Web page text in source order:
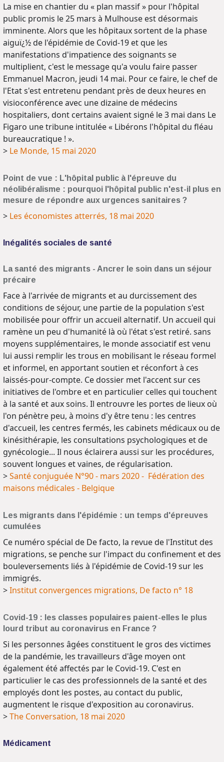
La mise en chantier du « plan massif » pour l'hôpital
public promis le 25 mars à Mulhouse est désormais
imminente. Alors que les hôpitaux sortent de la phase
aiguï¿½ de l'épidémie de Covid-19 et que les
manifestations d'impatience des soignants se
multiplient, c'est le message qu'a voulu faire passer
Emmanuel Macron, jeudi 14 mai. Pour ce faire, le chef de
l'Etat s'est entretenu pendant près de deux heures en
visioconférence avec une dizaine de médecins
hospitaliers, dont certains avaient signé le 3 mai dans Le
Figaro une tribune intitulée « Libérons l'hôpital du fléau
bureaucratique ! ».
> Le Monde, 15 mai 2020
Point de vue : L'hôpital public à l'épreuve du
néolibéralisme : pourquoi l'hôpital public n'est-il plus en
mesure de répondre aux urgences sanitaires ?
> Les économistes atterrés, 18 mai 2020
Inégalités sociales de santé
La santé des migrants - Ancrer le soin dans un séjour
précaire
Face à l'arrivée de migrants et au durcissement des
conditions de séjour, une partie de la population s'est
mobilisée pour offrir un accueil alternatif. Un accueil qui
ramène un peu d'humanité là où l'état s'est retiré. sans
moyens supplémentaires, le monde associatif est venu
lui aussi remplir les trous en mobilisant le réseau formel
et informel, en apportant soutien et réconfort à ces
laissés-pour-compte. Ce dossier met l'accent sur ces
initiatives de l'ombre et en particulier celles qui touchent
à la santé et aux soins. Il entrouvre les portes de lieux où
l'on pénètre peu, à moins d'y être tenu : les centres
d'accueil, les centres fermés, les cabinets médicaux ou de
kinésithérapie, les consultations psychologiques et de
gynécologie... Il nous éclairera aussi sur les procédures,
souvent longues et vaines, de régularisation.
>Santé conjuguée N°90 - mars 2020 - Fédération des
maisons médicales - Belgique
Les migrants dans l'épidémie : un temps d'épreuves
cumulées
Ce numéro spécial de De facto, la revue de l'Institut des
migrations, se penche sur l'impact du confinement et des
bouleversements liés à l'épidémie de Covid-19 sur les
immigrés.
>Institut convergences migrations, De facto n° 18
Covid-19 : les classes populaires paient-elles le plus
lourd tribut au coronavirus en France ?
Si les personnes âgées constituent le gros des victimes
de la pandémie, les travailleurs d'âge moyen ont
également été affectés par le Covid-19. C'est en
particulier le cas des professionnels de la santé et des
employés dont les postes, au contact du public,
augmentent le risque d'exposition au coronavirus.
>The Conversation, 18 mai 2020
Médicament